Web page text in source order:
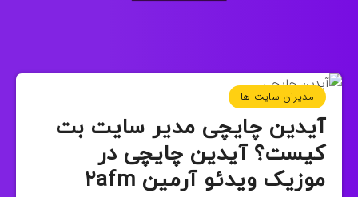
مدیران سایت ها
آیدین چایچی مدیر سایت بت
کیست؟ آیدین چایچی در
موزیک ویدئو آرمین 2afm